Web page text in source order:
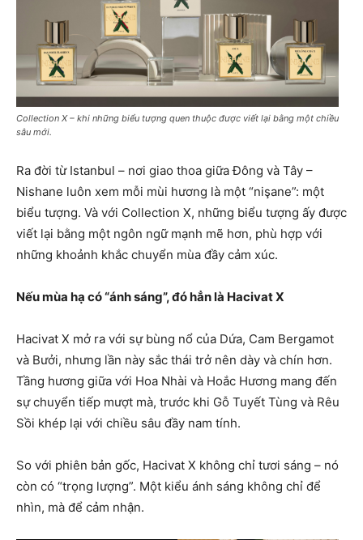
Collection X – khi những biểu tượng quen thuộc được viết lại bằng một chiều
sâu mới.
Ra đời từ Istanbul – nơi giao thoa giữa Đông và Tây –
Nishane luôn xem mỗi mùi hương là một “nişane”: một
biểu tượng. Và với Collection X, những biểu tượng ấy được
viết lại bằng một ngôn ngữ mạnh mẽ hơn, phù hợp với
những khoảnh khắc chuyển mùa đầy cảm xúc.
Nếu mùa hạ có “ánh sáng”, đó hẳn là Hacivat X
Hacivat X mở ra với sự bùng nổ của Dứa, Cam Bergamot
và Bưởi, nhưng lần này sắc thái trở nên dày và chín hơn.
Tầng hương giữa với Hoa Nhài và Hoắc Hương mang đến
sự chuyển tiếp mượt mà, trước khi Gỗ Tuyết Tùng và Rêu
Sồi khép lại với chiều sâu đầy nam tính.
So với phiên bản gốc, Hacivat X không chỉ tươi sáng – nó
còn có “trọng lượng”. Một kiểu ánh sáng không chỉ để
nhìn, mà để cảm nhận.